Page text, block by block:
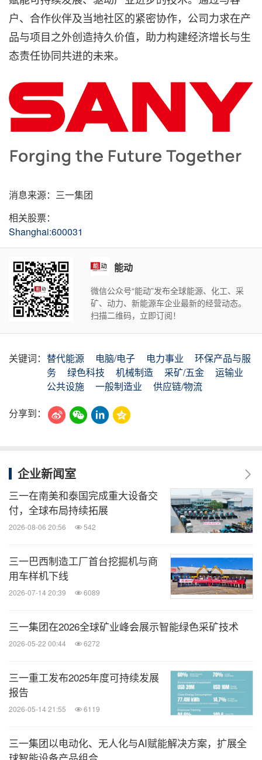
户、合作伙伴及当地社区的紧密协作，公司力求在产
品与项目之外创造持久价值，助力构建经济增长与生
态责任协同共进的未来。
消息来源：三一集团
相关股票：
Shanghai:600031
能动
微信公众号“能动”发布全球能源、化工、采
矿、动力、新能源车企业最新的经营动态。
扫描二维码，立即订阅！
关键词： 替代能源 电脑/电子 电力事业
环保产品与服
务
绿色科技 机械制造 采矿/五金
运输业
公共设施
一般制造业
供应链/物流
分享到：
企业新闻室
三一在南美和泰国完成重大设备交
付，全球布局持续拓展
2026-08-06 20:56 542
三一巴西制造工厂首台挖掘机与商
用车样机下线
2026-07-14 20:39 6089
三一集团在2026全球矿业峰会展示智能绿色采矿技术
2026-05-22 00:44 6272
三一重工发布2025年度可持续发展
报告
2026-05-14 21:55 6119
三一集团以电动化、无人化与AI赋能解决方案，扩展全